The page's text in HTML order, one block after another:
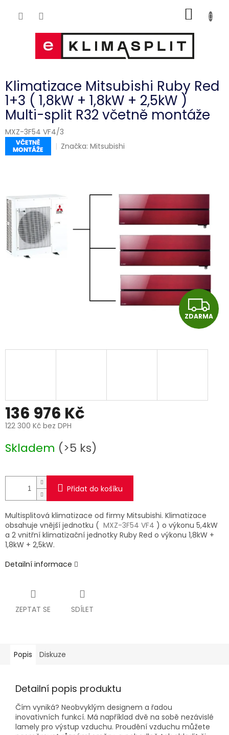
KOŠÍK
Klimatizace Mitsubishi Ruby Red
1+3 ( 1,8kW + 1,8kW + 2,5kW )
Multi-split R32 včetně montáže
MXZ-3F54 VF4/3
Značka:Mitsubishi
Z
D
ZDARMA
136 976 Kč
122 300 Kč bez DPH
cena:
Skladem (>5 ks)
Přidat do košíku
Multisplitová klimatizace od firmy Mitsubishi. Klimatizace
obsahuje vnější jednotku ( MXZ-3F54 VF4 ) o výkonu 5,4kW
a 2 vnitřní klimatizační jednotky Ruby Red o výkonu 1,8kW +
1,8kW + 2,5kW.
Detailní informace
ZEPTAT SE SDÍLET
Popis Diskuze
Detailní popis produktu
Čím vyniká? Neobvyklým designem a řadou
inovativních funkcí. Má například dvě na sobě nezávislé
lamely pro výstup vzduchu. Proudění vzduchu můžete